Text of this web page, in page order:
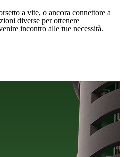
a vite, o ancora connettore a
diverse per ottenere
incontro alle tue necessità.